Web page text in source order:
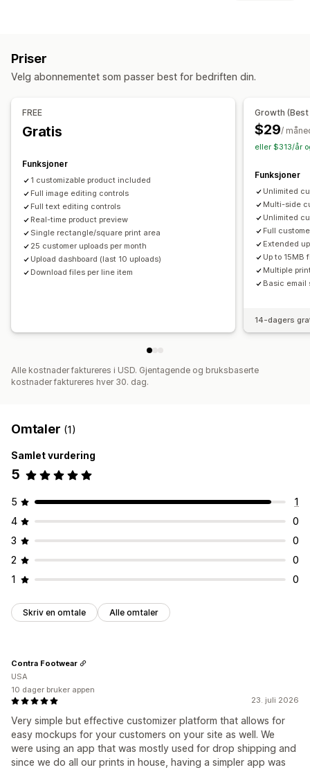
Priser
Velg abonnementet som passer best for bedriften din.
FREE
Gratis
Funksjoner
1 customizable product included
Full image editing controls
Full text editing controls
Real-time product preview
Single rectangle/square print area
25 customer uploads per month
Upload dashboard (last 10 uploads)
Download files per line item
Growth (Best
$29/
eller $313/år
Funksjoner
Unlimited
Multi-side
Unlimited
Full
Extended
Up to 15MB
Multiple
Basic email
14-dagers
Alle kostnader faktureres i USD. Gjentagende og bruksbaserte
kostnader faktureres hver 30. dag.
Omtaler (1)
Samlet vurdering
5
5
1
4
0
3
0
2
0
1
0
Skriv en omtale Alle omtaler
23. juli 2026
Very simple but effective customizer platform that allows for
easy mockups for your customers on your site as well. We
were using an app that was mostly used for drop shipping and
since we do all our prints in house, having a simpler app was
Contra Footwear
USA
10 dager bruker appen